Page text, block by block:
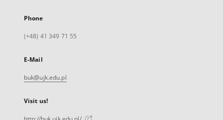
Phone
(+48) 41 349 71 55
E-Mail
buk@ujk.edu.pl
Visit us!